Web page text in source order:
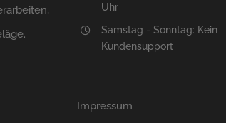
Uhr
Samstag - Sonntag: Kein
Kundensupport
Impressum